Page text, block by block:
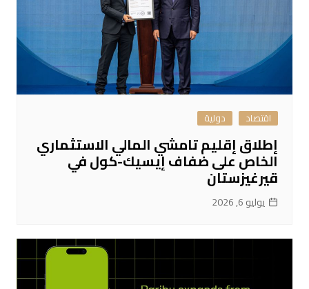
اقتصاد دولية
إطلاق إقليم تامشي المالي الاستثماري
الخاص على ضفاف إيسيك-كول في
قيرغيزستان
يوليو 6, 2026